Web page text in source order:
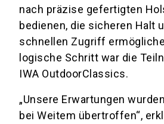
nach präzise gefertigten
bedienen, die sicheren Halt
schnellen Zugriff
logische Schritt war die
IWA OutdoorClassics.
„Unsere Erwartungen
bei Weitem übertroffen“,